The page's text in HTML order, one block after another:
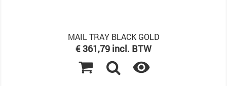
MAIL TRAY BLACK GOLD
Prijs
€ 361,79 incl. BTW
